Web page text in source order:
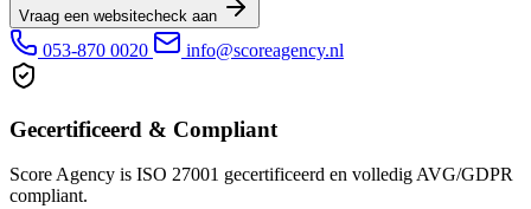
Vraag een websitecheck aan
053-870 0020 info@scoreagency.nl
Gecertificeerd & Compliant
Score Agency is ISO 27001 gecertificeerd en volledig AVG/GDPR
compliant.